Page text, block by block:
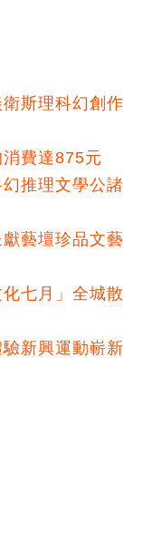
斯理科幻創作
費達875元
推理文學公諸
藝壇珍品文藝
七月」全城散
新興運動嶄新